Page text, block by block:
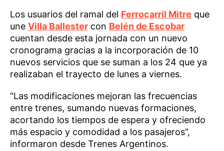
Los usuarios del ramal del Ferrocarril Mitre que
une Villa Ballester con Belén de Escobar
cuentan desde esta jornada con un nuevo
cronograma gracias a la incorporación de 10
nuevos servicios que se suman a los 24 que ya
realizaban el trayecto de lunes a viernes.
“Las modificaciones mejoran las frecuencias
entre trenes, sumando nuevas formaciones,
acortando los tiempos de espera y ofreciendo
más espacio y comodidad a los pasajeros”,
informaron desde Trenes Argentinos.